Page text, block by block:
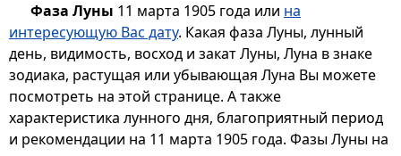
Фаза Луны 11 марта 1905 года или на
интересующую Вас дату. Какая фаза Луны, лунный
день, видимость, восход и закат Луны, Луна в знаке
зодиака, растущая или убывающая Луна Вы можете
посмотреть на этой странице. А также
характеристика лунного дня, благоприятный период
и рекомендации на 11 марта 1905 года. Фазы Луны на